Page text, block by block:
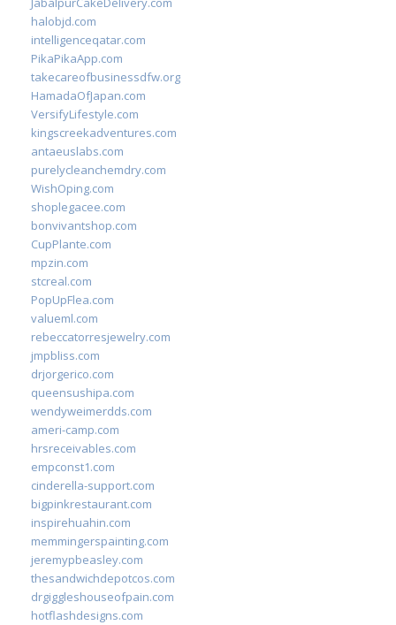
halobjd.com
intelligenceqatar.com
PikaPikaApp.com
takecareofbusinessdfw.org
HamadaOfJapan.com
VersifyLifestyle.com
kingscreekadventures.com
antaeuslabs.com
purelycleanchemdry.com
WishOping.com
shoplegacee.com
bonvivantshop.com
CupPlante.com
mpzin.com
stcreal.com
PopUpFlea.com
valueml.com
rebeccatorresjewelry.com
jmpbliss.com
drjorgerico.com
queensushipa.com
wendyweimerdds.com
ameri-camp.com
hrsreceivables.com
empconst1.com
cinderella-support.com
bigpinkrestaurant.com
inspirehuahin.com
memmingerspainting.com
jeremypbeasley.com
thesandwichdepotcos.com
drgiggleshouseofpain.com
hotflashdesigns.com